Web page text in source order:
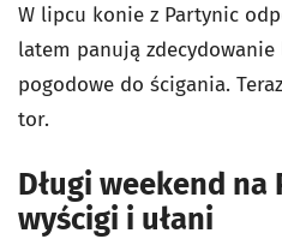
W lipcu konie z Partynic
latem panują
pogodowe do ścigania.
tor.
Długi weekend na
wyścigi i ułani